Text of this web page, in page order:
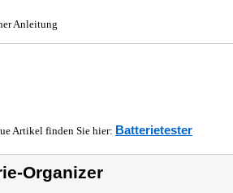
Anleitung
Artikel finden Sie hier: Batterietester
Organizer